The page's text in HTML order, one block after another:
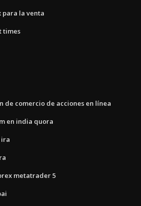
para la venta
times
de comercio de acciones en línea
en india quora
ira
metatrader 5